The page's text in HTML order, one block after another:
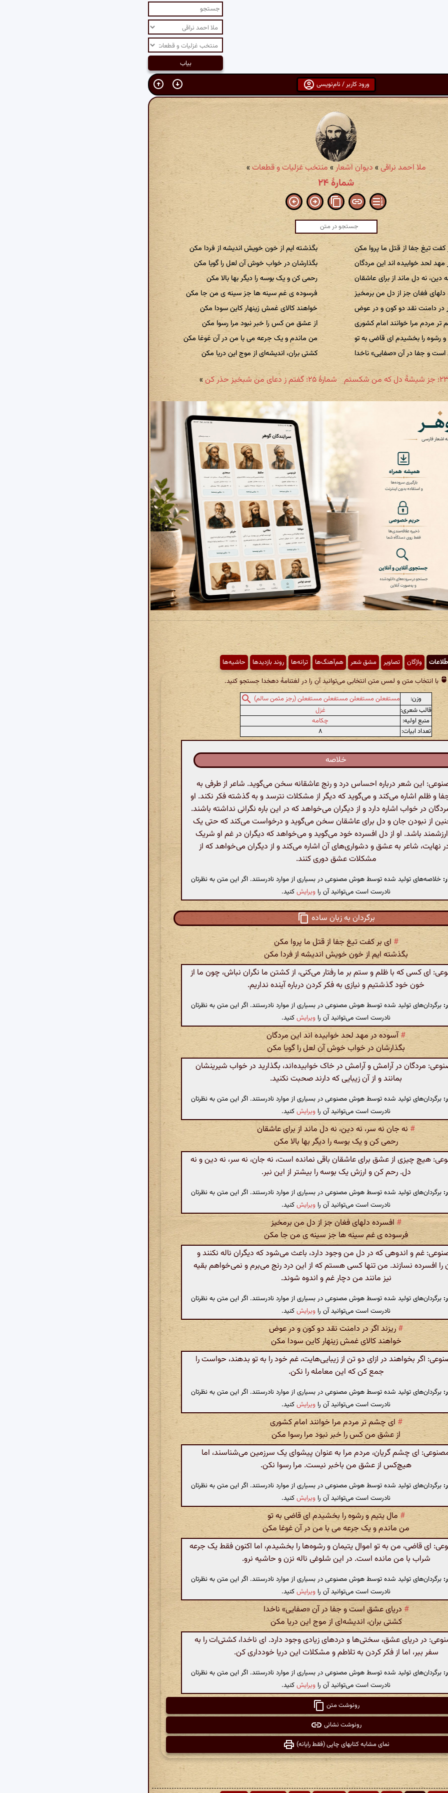
ورود کاربر / نام‌نویسی
ملا احمد نراقی » دیوان اشعار» منتخب غزلیات و قطعات»
شمارهٔ ۲۴
کفت تیغ جفا از قتل ما پروا مکن
بگذشته ایم از خون خویش اندیشه از فردا مکن
لحد خوابیده اند این مردگان
بگذارشان در خواب خوش آن لعل را گویا مکن
دین، نه دل ماند از برای عاشقان
رحمی کن و یک بوسه را دیگر بها بالا مکن
دلهای فغان جز از دل من برمخیز
فرسوده ی غم سینه ها جز سینه ی من جا مکن
در دامنت نقد دو کون و در عوض
خواهند کالای غمش زینهار کاین سودا مکن
مردم مرا خوانند امام کشوری
از عشق من کس را خبر نبود مرا رسوا مکن
و رشوه را بخشیدم ای قاضی به تو
من ماندم و یک جرعه می با من در آن غوغا مکن
و جفا در آن «صفایی» ناخدا
کشتی بران، اندیشه‌ای از موج این دریا مکن
شمارهٔ ۲۵: گفتم ز دعای من شبخیز حذر کن »
واژگان تصاویر مشق شعر هم‌آهنگ‌ها ترانه‌ها روند بازدیدها حاشیه‌ها
با انتخاب متن و لمس متن انتخابی می‌توانید آن را در لغتنامهٔ دهخدا جستجو کنید.
وزن:
مستفعلن مستفعلن مستفعلن مستفعلن (رجز مثمن سالم)
قالب شعری:
غزل
منبع اولیه:
چکامه
تعداد ابیات:
۸
خلاصه
این شعر درباره احساس درد و رنج عاشقانه سخن می‌گوید. شاعر از طرفی به
و ظلم اشاره می‌کند و می‌گوید که دیگر از مشکلات نترسد و به گذشته فکر نکند. او
در خواب اشاره دارد و از دیگران می‌خواهد که در این باره نگرانی نداشته باشند.
از نبودن جان و دل برای عاشقان سخن می‌گوید و درخواست می‌کند که حتی یک
باشد. او از دل افسرده خود می‌گوید و می‌خواهد که دیگران در غم او شریک
نهایت، شاعر به عشق و دشواری‌های آن اشاره می‌کند و از دیگران می‌خواهد که از
مشکلات عشق دوری کنند.
خلاصه‌های تولید شده توسط هوش مصنوعی در بسیاری از موارد نادرستند. اگر این متن به نظرتان
نادرست است می‌توانید آن را ویرایشکنید.
برگردان به زبان ساده
# ای بر کفت تیغ جفا از قتل ما پروا مکن
بگذشته ایم از خون خویش اندیشه از فردا مکن
ای کسی که با ظلم و ستم بر ما رفتار می‌کنی، از کشتن ما نگران نباش، چون ما از
خون خود گذشتیم و نیازی به فکر کردن درباره آینده نداریم.
برگردان‌های تولید شده توسط هوش مصنوعی در بسیاری از موارد نادرستند. اگر این متن به نظرتان
نادرست است می‌توانید آن را ویرایشکنید.
#آسوده در مهد لحد خوابیده اند این مردگان
بگذارشان در خواب خوش آن لعل را گویا مکن
مردگان در آرامش و آرامش در خاک خوابیده‌اند، بگذارید در خواب شیرینشان
بمانند و از آن زیبایی که دارند صحبت نکنید.
برگردان‌های تولید شده توسط هوش مصنوعی در بسیاری از موارد نادرستند. اگر این متن به نظرتان
نادرست است می‌توانید آن را ویرایشکنید.
# نه جان نه سر، نه دین، نه دل ماند از برای عاشقان
رحمی کن و یک بوسه را دیگر بها بالا مکن
هیچ چیزی از عشق برای عاشقان باقی نمانده است، نه جان، نه سر، نه دین و نه
دل. رحم کن و ارزش یک بوسه را بیشتر از این نبر.
برگردان‌های تولید شده توسط هوش مصنوعی در بسیاری از موارد نادرستند. اگر این متن به نظرتان
نادرست است می‌توانید آن را ویرایشکنید.
# افسرده دلهای فغان جز از دل من برمخیز
فرسوده ی غم سینه ها جز سینه ی من جا مکن
غم و اندوهی که در دل من وجود دارد، باعث می‌شود که دیگران ناله نکنند و
افسرده نسازند. من تنها کسی هستم که از این درد رنج می‌برم و نمی‌خواهم بقیه
نیز مانند من دچار غم و اندوه شوند.
برگردان‌های تولید شده توسط هوش مصنوعی در بسیاری از موارد نادرستند. اگر این متن به نظرتان
نادرست است می‌توانید آن را ویرایشکنید.
# ریزند اگر در دامنت نقد دو کون و در عوض
خواهند کالای غمش زینهار کاین سودا مکن
اگر بخواهند در ازای دو تن از زیبایی‌هایت، غم خود را به تو بدهند، حواست را
جمع کن که این معامله را نکن.
برگردان‌های تولید شده توسط هوش مصنوعی در بسیاری از موارد نادرستند. اگر این متن به نظرتان
نادرست است می‌توانید آن را ویرایشکنید.
# ای چشم تر مردم مرا خوانند امام کشوری
از عشق من کس را خبر نبود مرا رسوا مکن
ای چشم گریان، مردم مرا به عنوان پیشوای یک سرزمین می‌شناسند، اما
هیچ‌کس از عشق من باخبر نیست. مرا رسوا نکن.
برگردان‌های تولید شده توسط هوش مصنوعی در بسیاری از موارد نادرستند. اگر این متن به نظرتان
نادرست است می‌توانید آن را ویرایشکنید.
# مال یتیم و رشوه را بخشیدم ای قاضی به تو
من ماندم و یک جرعه می با من در آن غوغا مکن
ای قاضی، من به تو اموال یتیمان و رشوه‌ها را بخشیدم، اما اکنون فقط یک جرعه
شراب با من مانده است. در این شلوغی ناله نزن و حاشیه نرو.
برگردان‌های تولید شده توسط هوش مصنوعی در بسیاری از موارد نادرستند. اگر این متن به نظرتان
نادرست است می‌توانید آن را ویرایشکنید.
# دریای عشق است و جفا در آن «صفایی» ناخدا
کشتی بران، اندیشه‌ای از موج این دریا مکن
در دریای عشق، سختی‌ها و دردهای زیادی وجود دارد. ای ناخدا، کشتی‌ات را به
سفر ببر، اما از فکر کردن به تلاطم و مشکلات این دریا خودداری کن.
برگردان‌های تولید شده توسط هوش مصنوعی در بسیاری از موارد نادرستند. اگر این متن به نظرتان
نادرست است می‌توانید آن را ویرایشکنید.
رونوشت متن
رونوشت نشانی
نمای مشابه کتابهای چاپی (فقط رایانه)